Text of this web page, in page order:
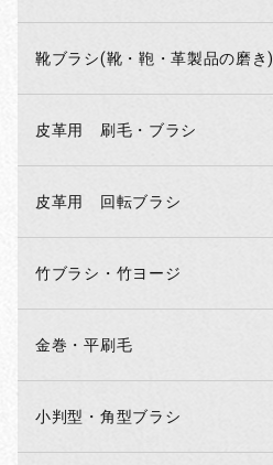
靴ブラシ(靴・鞄・革製品の磨き)
皮革用 刷毛・ブラシ
皮革用 回転ブラシ
竹ブラシ・竹ヨージ
金巻・平刷毛
小判型・角型ブラシ